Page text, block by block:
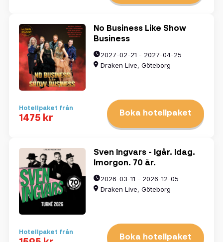
No Business Like Show
Business
2027-02-21 - 2027-04-25
Draken Live, Göteborg
Hotellpaket från
1475 kr Boka hotellpaket
Sven Ingvars - Igår. Idag.
Imorgon. 70 år.
2026-03-11 - 2026-12-05
Draken Live, Göteborg
Hotellpaket från
Boka hotellpaket